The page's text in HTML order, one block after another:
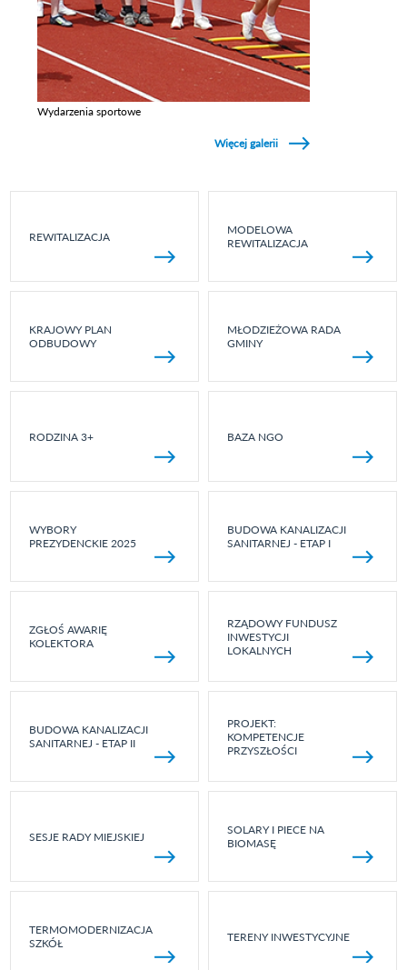
Wydarzenia sportowe
Więcej galerii
REWITALIZACJA
MODELOWA
REWITALIZACJA
KRAJOWY PLAN
ODBUDOWY
MŁODZIEŻOWA RADA
GMINY
RODZINA 3+ BAZA NGO
WYBORY
PREZYDENCKIE 2025
BUDOWA KANALIZACJI
SANITARNEJ - ETAP I
ZGŁOŚ AWARIĘ
KOLEKTORA
RZĄDOWY FUNDUSZ
INWESTYCJI
LOKALNYCH
BUDOWA KANALIZACJI
SANITARNEJ - ETAP II
PROJEKT:
KOMPETENCJE
PRZYSZŁOŚCI
SESJE RADY MIEJSKIEJ
SOLARY I PIECE NA
BIOMASĘ
TERMOMODERNIZACJA
SZKÓŁ
TERENY INWESTYCYJNE